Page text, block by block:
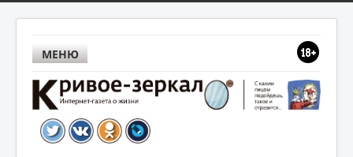
МЕНЮ